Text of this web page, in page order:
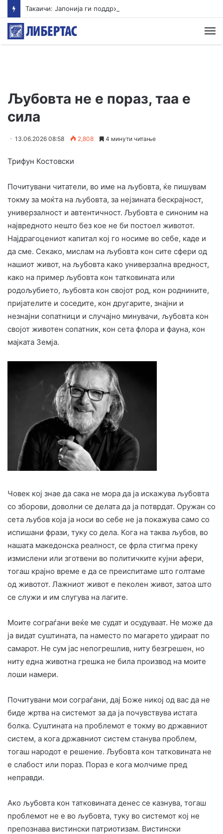
Љубовта не е пораз, таа е
сила
13.06.2026 08:58 2,808 4 минути читање
Трифун Костовски
Почитувани читатели, во име на љубовта, ќе пишувам
токму за моќта на љубовта, за нејзината бескрајност,
универзалност и автентичност. Љубовта е синоним на
највредното нешто без кое не би постоел животот.
Најдрагоцениот капитал кој го носиме во себе, каде и
да сме. Секако, мислам на љубовта кон сите сфери од
нашиот живот, на љубовта како универзална вредност,
како на пример љубовта кон татковината или
родољубието, љубовта кон својот род, кон роднините,
пријателите и соседите, кон другарите, знајни и
незнајни сопатници и случајно минувачи, љубовта кон
својот животен сопатник, кон сета флора и фауна, кон
мајката Земја.
Човек кој знае да сака не мора да ја искажува љубовта
со зборови, доволни се делата да ја потврдат. Оружан со
сета љубов која ја носи во себе не ја покажува само со
испишани фрази, туку со дела. Кога на таква љубов, во
нашата македонска реалност, се фрла стигма преку
измислени или зготвени во политичките кујни афери,
тогаш крајно време е да се преиспитаме што голтаме
од животот. Лажниот живот е пеколен живот, затоа што
се служи и им слугува на лагите.
Моите сограѓани веќе ме судат и осудуваат. Не може да
ја видат суштината, па наместо по магарето удираат по
самарот. Не сум јас непогрешлив, ниту безгрешен, но
ниту една животна грешка не била производ на моите
лоши намери.
Почитувани мои сограѓани, дај Боже никој од вас да не
биде жртва на системот за да ја почувствува истата
болка. Суштината на проблемот е токму во државниот
систем, а кога државниот систем станува проблем,
тогаш народот е решение. Љубовта кон татковината не
е слабост или пораз. Пораз е кога молчиме пред
неправди.
Ако љубовта кон татковината денес се казнува, тогаш
проблемот не е во љубовта, туку во системот кој не
препознава вистински патриотизам. Вистински